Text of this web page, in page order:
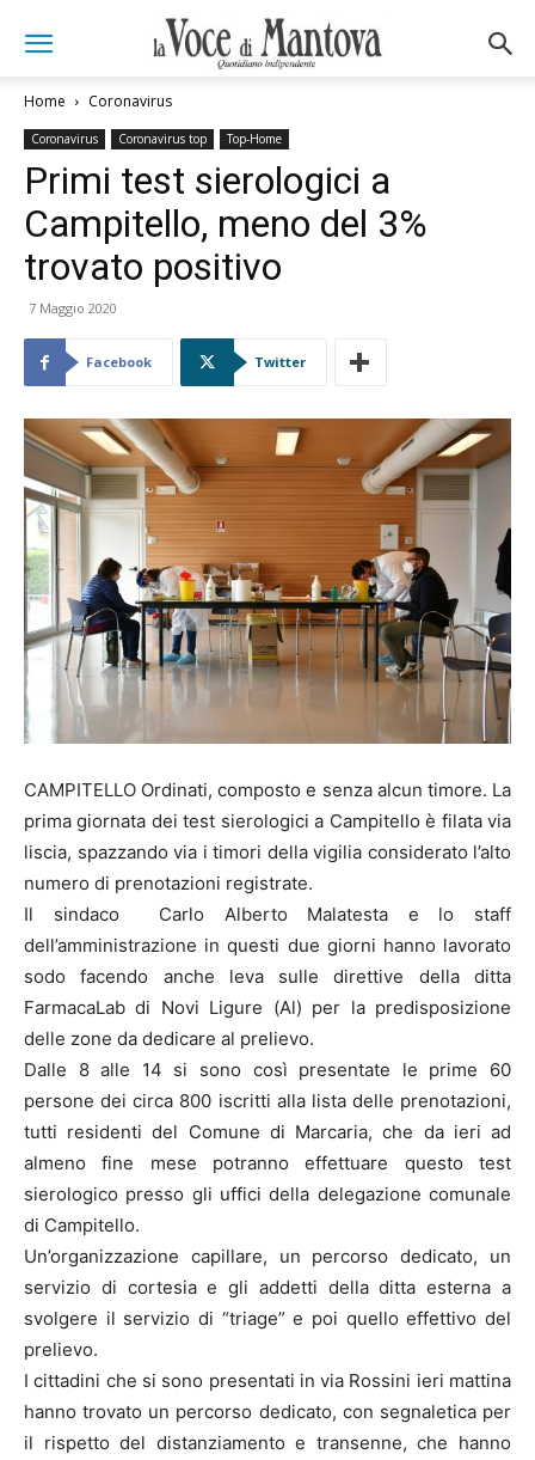
Home Coronavirus
Coronavirus Coronavirus top Top-Home
Primi test sierologici a
Campitello, meno del 3%
trovato positivo
7 Maggio 2020
Facebook Twitter
CAMPITELLO Ordinati, composto e senza alcun timore. La
prima giornata dei test sierologici a Campitello è filata via
liscia, spazzando via i timori della vigilia considerato l’alto
numero di prenotazioni registrate.
Il sindaco Carlo Alberto Malatesta e lo staff
dell’amministrazione in questi due giorni hanno lavorato
sodo facendo anche leva sulle direttive della ditta
FarmacaLab di Novi Ligure (Al) per la predisposizione
delle zone da dedicare al prelievo.
Dalle 8 alle 14 si sono così presentate le prime 60
persone dei circa 800 iscritti alla lista delle prenotazioni,
tutti residenti del Comune di Marcaria, che da ieri ad
almeno fine mese potranno effettuare questo test
sierologico presso gli uffici della delegazione comunale
di Campitello.
Un’organizzazione capillare, un percorso dedicato, un
servizio di cortesia e gli addetti della ditta esterna a
svolgere il servizio di “triage” e poi quello effettivo del
prelievo.
I cittadini che si sono presentati in via Rossini ieri mattina
hanno trovato un percorso dedicato, con segnaletica per
il rispetto del distanziamento e transenne, che hanno